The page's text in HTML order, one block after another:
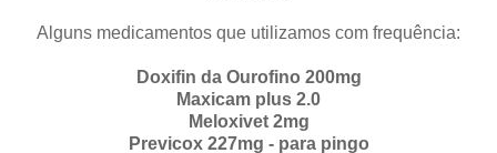
Alguns medicamentos que utilizamos com frequência:
Doxifin da Ourofino 200mg
Maxicam plus 2.0
Meloxivet 2mg
Previcox 227mg - para pingo